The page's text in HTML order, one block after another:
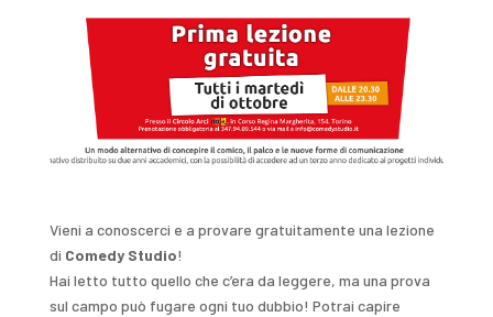
Vieni a conoscerci e a provare gratuitamente una lezione
di Comedy Studio!
Hai letto tutto quello che c’era da leggere, ma una prova
sul campo può fugare ogni tuo dubbio! Potrai capire